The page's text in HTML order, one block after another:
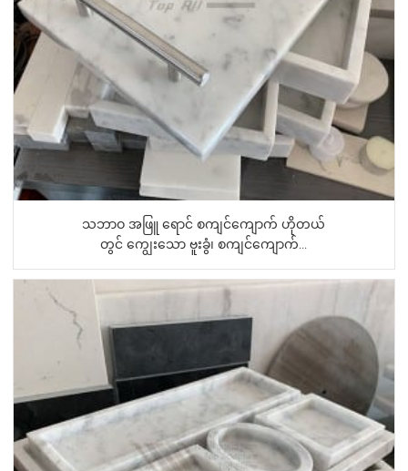
သဘာဝ အဖြူ ရောင် စကျင်ကျောက် ဟိုတယ်
တွင် ကျွေးသော ဗူးခွံ၊ စကျင်ကျောက်...